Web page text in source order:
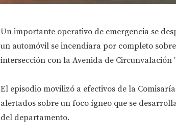
Un importante operativo de emergencia se
un automóvil se incendiara por completo
intersección con la Avenida de Circunvalación
El episodio movilizó a efectivos de la
alertados sobre un foco ígneo que se
del departamento.